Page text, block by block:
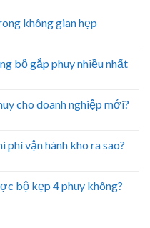
không gian hẹp
bộ gắp phuy nhiều nhất
cho doanh nghiệp mới?
phí vận hành kho ra sao?
bộ kẹp 4 phuy không?